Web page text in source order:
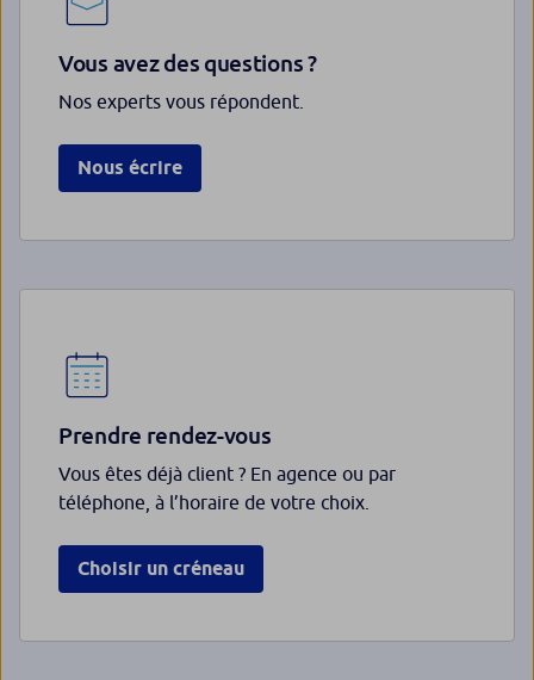
Vous avez des questions ?
Nos experts vous répondent.
Nous écrire
Prendre rendez-vous
Vous êtes déjà client ? En agence ou par
téléphone, à l’horaire de votre choix.
Choisir un créneau